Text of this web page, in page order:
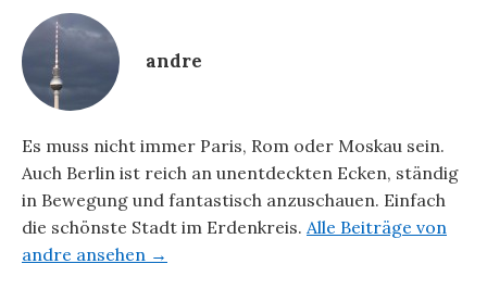
andre
Es muss nicht immer Paris, Rom oder Moskau sein.
Auch Berlin ist reich an unentdeckten Ecken, ständig
in Bewegung und fantastisch anzuschauen. Einfach
die schönste Stadt im Erdenkreis. Alle Beiträge von
andre ansehen →